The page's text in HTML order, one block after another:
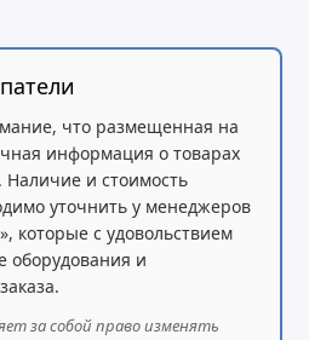
что размещенная на
информация о товарах
Наличие и стоимость
уточнить у менеджеров
которые с удовольствием
оборудования и
за собой право изменять